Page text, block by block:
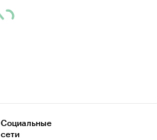
Социальные
сети